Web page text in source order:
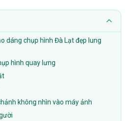
dáng chụp hình Đà Lạt đẹp lung
hình quay lưng
không nhìn vào máy ảnh